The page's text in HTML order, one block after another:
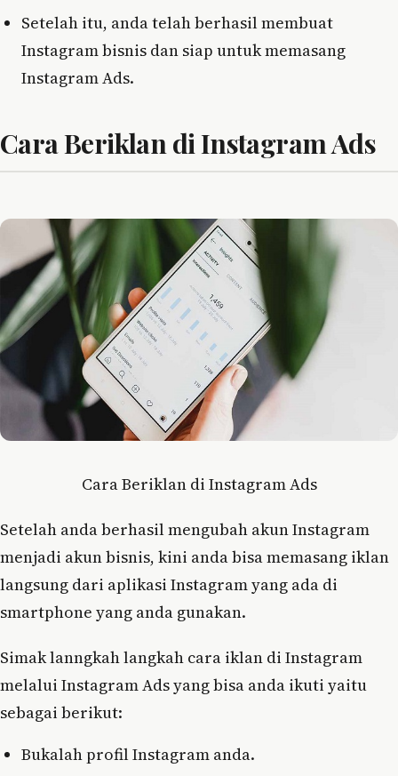
Setelah itu, anda telah berhasil membuat
Instagram bisnis dan siap untuk memasang
Instagram Ads.
Cara Beriklan di Instagram Ads
Cara Beriklan di Instagram Ads
Setelah anda berhasil mengubah akun Instagram
menjadi akun bisnis, kini anda bisa memasang iklan
langsung dari aplikasi Instagram yang ada di
smartphone yang anda gunakan.
Simak lanngkah langkah cara iklan di Instagram
melalui Instagram Ads yang bisa anda ikuti yaitu
sebagai berikut:
Bukalah profil Instagram anda.